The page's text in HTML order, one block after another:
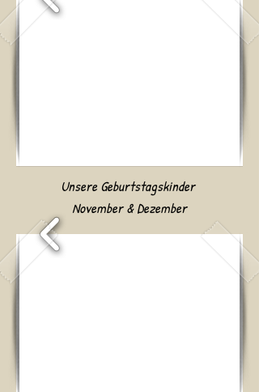
Unsere Geburtstagskinder
November & Dezember